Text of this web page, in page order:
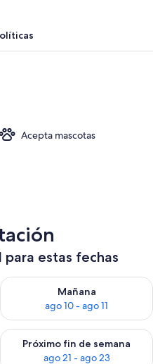
Acepta mascotas
estas fechas
ago 9 - ago 10
Mañana
ago 10 - ago 11
Consulta la disponibilidad
fin de semana ago 14 -
Próximo fin de semana
ago 21 - ago 23
Consulta la disponibilidad